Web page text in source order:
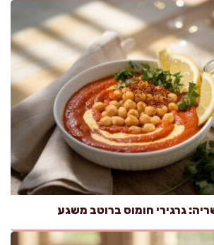
גרגירי חומוס ברוטב משגע